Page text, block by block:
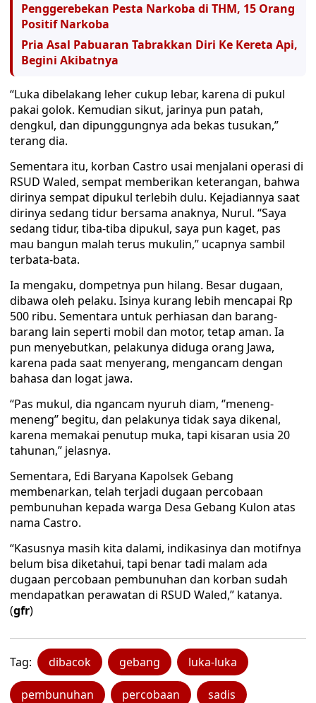
Penggerebekan Pesta Narkoba di THM, 15 Orang
Positif Narkoba
Pria Asal Pabuaran Tabrakkan Diri Ke Kereta Api,
Begini Akibatnya
“Luka dibelakang leher cukup lebar, karena di pukul
pakai golok. Kemudian sikut, jarinya pun patah,
dengkul, dan dipunggungnya ada bekas tusukan,”
terang dia.
Sementara itu, korban Castro usai menjalani operasi di
RSUD Waled, sempat memberikan keterangan, bahwa
dirinya sempat dipukul terlebih dulu. Kejadiannya saat
dirinya sedang tidur bersama anaknya, Nurul. “Saya
sedang tidur, tiba-tiba dipukul, saya pun kaget, pas
mau bangun malah terus mukulin,” ucapnya sambil
terbata-bata.
Ia mengaku, dompetnya pun hilang. Besar dugaan,
dibawa oleh pelaku. Isinya kurang lebih mencapai Rp
500 ribu. Sementara untuk perhiasan dan barang-
barang lain seperti mobil dan motor, tetap aman. Ia
pun menyebutkan, pelakunya diduga orang Jawa,
karena pada saat menyerang, mengancam dengan
bahasa dan logat jawa.
“Pas mukul, dia ngancam nyuruh diam, ‘’meneng-
meneng’’ begitu, dan pelakunya tidak saya dikenal,
karena memakai penutup muka, tapi kisaran usia 20
tahunan,” jelasnya.
Sementara, Edi Baryana Kapolsek Gebang
membenarkan, telah terjadi dugaan percobaan
pembunuhan kepada warga Desa Gebang Kulon atas
nama Castro.
“Kasusnya masih kita dalami, indikasinya dan motifnya
belum bisa diketahui, tapi benar tadi malam ada
dugaan percobaan pembunuhan dan korban sudah
mendapatkan perawatan di RSUD Waled,” katanya.
(gfr)
Tag: dibacok gebang luka-luka
pembunuhan percobaan sadis